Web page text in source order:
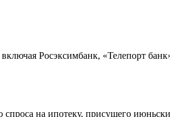
Росэксимбанк, «Телепорт
на ипотеку, присущего